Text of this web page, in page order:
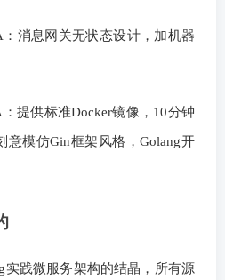
消息网关无状态设计，加机器
提供标准Docker镜像，10分钟
意模仿Gin框架风格，Golang开
实践微服务架构的结晶，所有源